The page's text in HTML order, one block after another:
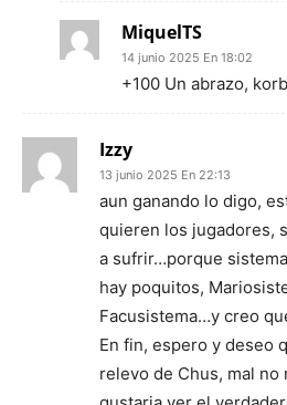
MiquelTS
14 junio 2025 En 18:02
+100 Un abrazo,
Izzy
13 junio 2025 En 22:13
aun ganando lo digo,
quieren los jugadores,
a sufrir…porque
hay poquitos,
Facusistema…y creo
En fin, espero y deseo
relevo de Chus, mal no